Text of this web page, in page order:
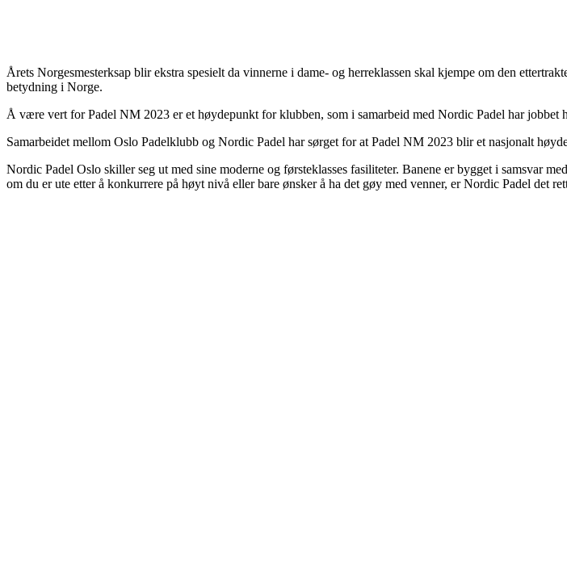
Årets Norgesmesterksap blir ekstra spesielt da vinnerne i dame- og herreklassen skal kjempe om den
betydning i Norge.
Å være vert for Padel NM 2023 er et høydepunkt for klubben, som i samarbeid med Nordic Padel har jobbet
Samarbeidet mellom Oslo Padelklubb og Nordic Padel har sørget for at Padel NM 2023 blir et nasjonalt
Nordic Padel Oslo skiller seg ut med sine moderne og førsteklasses fasiliteter. Banene er bygget i samsvar
om du er ute etter å konkurrere på høyt nivå eller bare ønsker å ha det gøy med venner, er Nordic Padel det